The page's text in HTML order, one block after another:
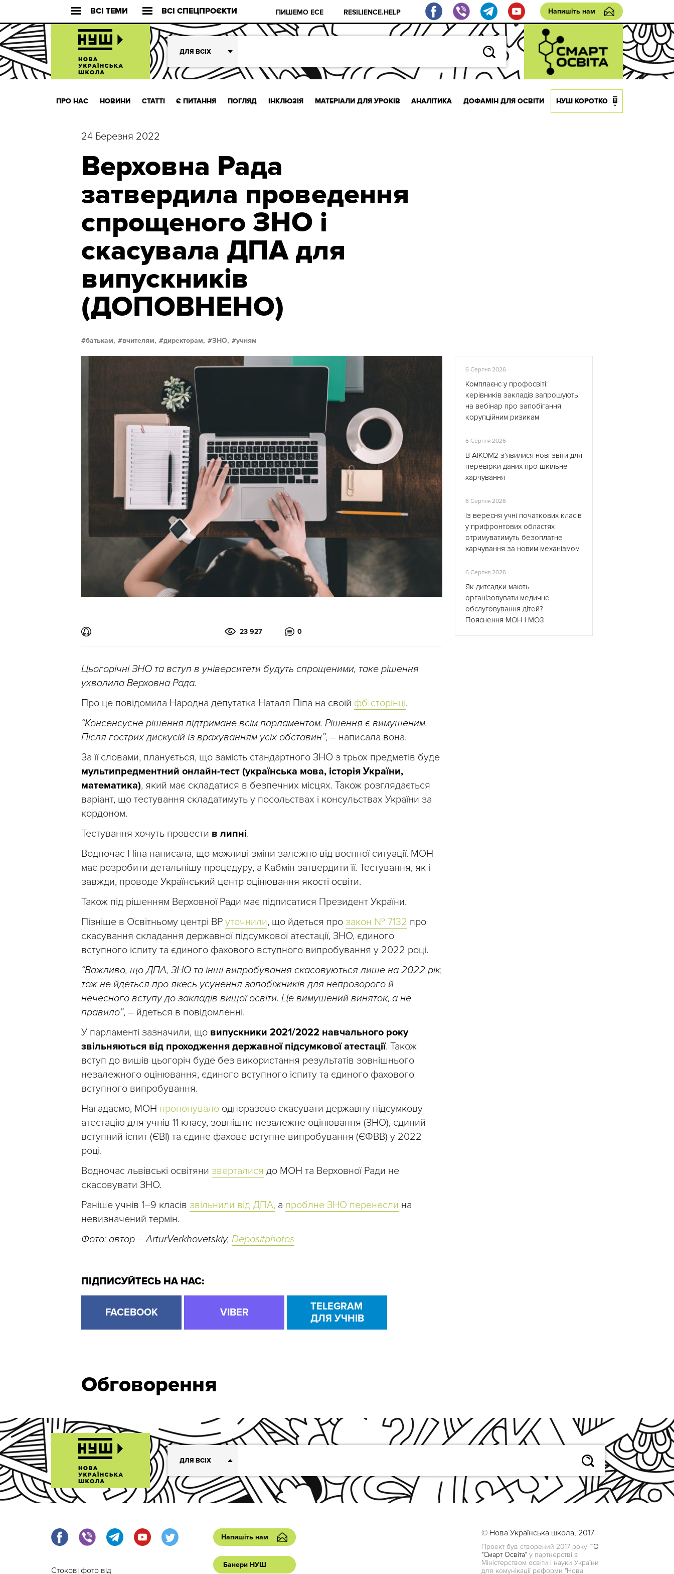
ВСІ ТЕМИ ВСІ СПЕЦПРОЄКТИ ПИШЕМО ЕСЕ RESILIENCE.HELP Напишіть нам
ДЛЯ ВСІХ
ПРО НАС НОВИНИ СТАТТІ Є ПИТАННЯ ПОГЛЯД ІНКЛЮЗІЯ МАТЕРІАЛИ ДЛЯ УРОКІВ АНАЛІТИКА ДОФАМІН ДЛЯ ОСВІТИ НУШ КОРОТКО
24 Березня 2022
Верховна Рада
затвердила проведення
спрощеного ЗНО і
скасувала ДПА для
випускників
(ДОПОВНЕНО)
батькам, вчителям, директорам, ЗНО, учням
23 927 0
Цьогорічні ЗНО та вступ в університети будуть спрощеними, таке рішення
ухвалила Верховна Рада.
Про це повідомила Народна депутатка Наталя Піпа на своїй фб-сторінці.
“Консенсусне рішення підтримане всім парламентом. Рішення є вимушеним.
Після гострих дискусій із врахуванням усіх обставин”, – написала вона.
За її словами, планується, що замість стандартного ЗНО з трьох предметів буде
мультипредментний онлайн-тест (українська мова, історія України,
математика), який має складатися в безпечних місцях. Також розглядається
варіант, що тестування складатимуть у посольствах і консульствах України за
кордоном.
Тестування хочуть провести в липні.
Водночас Піпа написала, що можливі зміни залежно від воєнної ситуації. МОН
має розробити детальнішу процедуру, а Кабмін затвердити її. Тестування, як і
завжди, проводе Український центр оцінювання якості освіти.
Також під рішенням Верховної Ради має підписатися Президент України.
Пізніше в Освітньому центрі ВР уточнили, що йдеться про закон № 7132 про
скасування складання державної підсумкової атестації, ЗНО, єдиного
вступного іспиту та єдиного фахового вступного випробування у 2022 році.
“Важливо, що ДПА, ЗНО та інші випробування скасовуються лише на 2022 рік,
тож не йдеться про якесь усунення запобіжників для непрозорого й
нечесного вступу до закладів вищої освіти. Це вимушений виняток, а не
правило”, – йдеться в повідомленні.
У парламенті зазначили, що випускники 2021/2022 навчального року
звільняються від проходження державної підсумкової атестації. Також
вступ до вишів цьогоріч буде без використання результатів зовнішнього
незалежного оцінювання, єдиного вступного іспиту та єдиного фахового
вступного випробування.
Нагадаємо, МОН пропонувало одноразово скасувати державну підсумкову
атестацію для учнів 11 класу, зовнішнє незалежне оцінювання (ЗНО), єдиний
вступний іспит (ЄВІ) та єдине фахове вступне випробування (ЄФВВ) у 2022
році.
Водночас львівські освітяни зверталися до МОН та Верховної Ради не
скасовувати ЗНО.
Раніше учнів 1–9 класів звільнили від ДПА, а проблне ЗНО перенесли на
невизначений термін.
Фото: автор – ArturVerkhovetskiy, Depositphotos
ПІДПИСУЙТЕСЬ НА НАС:
FACEBOOK VIBER
TELEGRAM
ДЛЯ УЧНІВ
6 Серпня 2026
Комплаєнс у профосвіті:
керівників закладів запрошують
на вебінар про запобігання
корупційним ризикам
6 Серпня 2026
В АІКОМ2 з’явилися нові звіти для
перевірки даних про шкільне
харчування
6 Серпня 2026
Із вересня учні початкових класів
у прифронтових областях
отримуватимуть безоплатне
харчування за новим механізмом
6 Серпня 2026
Як дитсадки мають
організовувати медичне
обслуговування дітей?
Пояснення МОН і МОЗ
Обговорення
ДЛЯ ВСІХ
Стокові фото від
Напишіть нам
Банери НУШ
© Нова Українська школа, 2017
Проект був створений 2017 року ГО
"Смарт Освіта" у партнерстві з
Міністерством освіти і науки України
для комунікації реформи "Нова